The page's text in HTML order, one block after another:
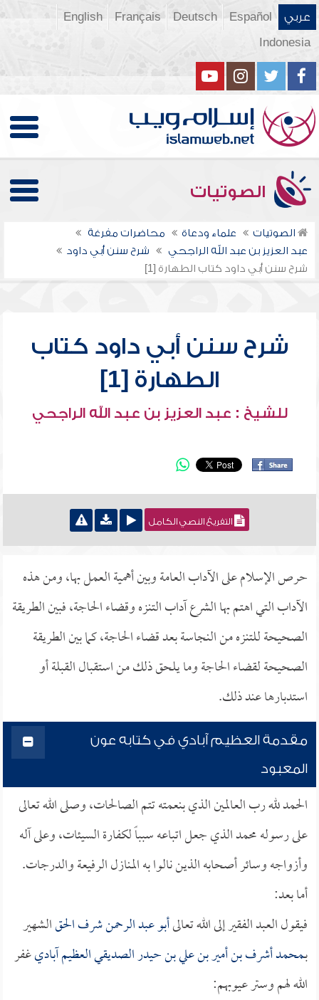
عربي Español
Deutsch
Français
English
Indonesia
الصوتيات
الصوتيات علماء ودعاة
محاضرات مفرغة
عبد العزيز بن عبد الله الراجحي
شرح سنن أبي داود
شرح سنن أبي داود كتاب الطهارة [1]
شرح سنن أبي داود كتاب
الطهارة [1]
للشيخ : عبد العزيز بن عبد الله الراجحي
التفريغ النصي الكامل
حرص الإسلام على الآداب العامة وبين أهمية العمل بها، ومن هذه
الآداب التي اهتم بها الشرع آداب التنزه وقضاء الحاجة، فبين الطريقة
الصحيحة للتنزه من النجاسة بعد قضاء الحاجة، كما بين الطريقة
الصحيحة لقضاء الحاجة وما يلحق ذلك من استقبال القبلة أو
استدبارها عند ذلك.
مقدمة العظيم آبادي في كتابه عون
المعبود
الحمد لله رب العالمين الذي بنعمته تتم الصالحات، وصلى الله تعالى
على رسوله محمد الذي جعل اتباعه سبباً لكفارة السيئات، وعلى آله
وأزواجه وسائر أصحابه الذين نالوا به المنازل الرفيعة والدرجات.
أما بعد:
فيقول العبد الفقير إلى الله تعالىأبو عبد الرحمن شرف الحقالشهير
بـمحمد أشرف بن أمير بن علي بن حيدر الصديقي العظيم آباديغفر
الله لهم وستر عيوبهم: